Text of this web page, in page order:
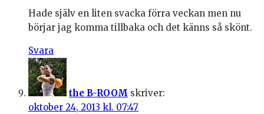
Hade själv en liten svacka förra veckan men nu
börjar jag komma tillbaka och det känns så skönt.
Svara
the B-ROOM skriver:
oktober 24, 2013 kl. 07:47